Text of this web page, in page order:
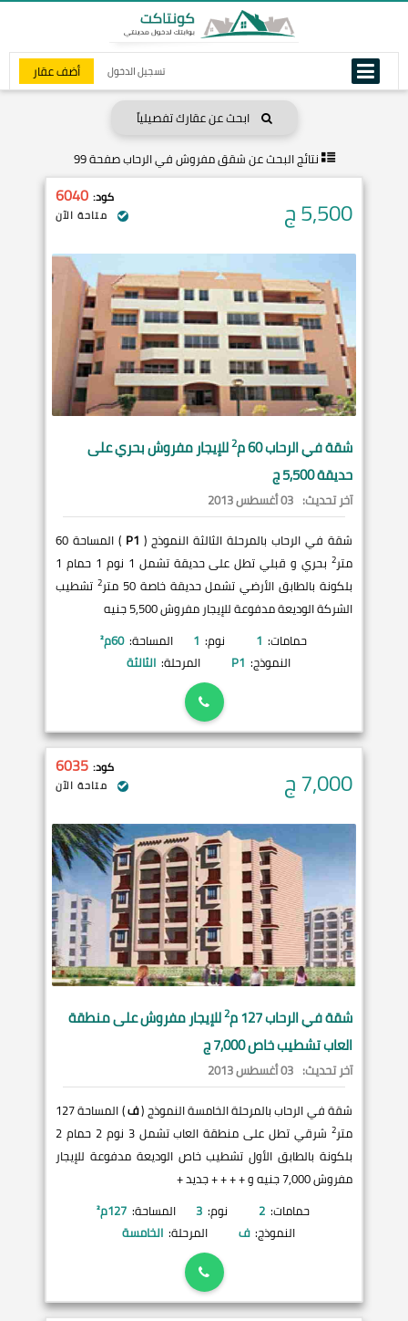
تسجيل الدخول أضف عقار
ابحث عن عقارك تفصيلياً
نتائج البحث عنشقق مفروش في الرحاب صفحة 99
5,500ج كود: 6040
متاحة الآن
شقة فيالرحاب60 م 2للإيجار مفروش بحري على
حديقة 5,500 ج
آخر تحديث: 03 أغسطس 2013
شقة في الرحاب بالمرحلة الثالثة النموذج ( P1
) المساحة 60
متر2
بحري و قبلي تطل على حديقة تشمل 1 نوم 1 حمام 1
بلكونة بالطابق الأرضي تشمل حديقة خاصة 50 متر
2 تشطيب
الشركة الوديعة مدفوعة للإيجار مفروش 5,500 جنيه
حمامات: 1 نوم: 1 المساحة: 60م²
النموذج: P1 المرحلة: الثالثة
7,000ج كود: 6035
متاحة الآن
شقة فيالرحاب 2للإيجار مفروش على منطقة
العاب تشطيب خاص 7,000 ج
آخر تحديث: 03 أغسطس 2013
شقة في الرحاب بالمرحلة الخامسة النموذج (ف
) المساحة 127
متر2
شرقي تطل على منطقة العاب تشمل 3 نوم 2 حمام 2
بلكونة بالطابق الأول تشطيب خاص الوديعة مدفوعة للإيجار
مفروش 7,000 جنيه و + + + + جديد +
حمامات: 2 نوم: 3 المساحة: 127م²
النموذج: ف المرحلة: الخامسة